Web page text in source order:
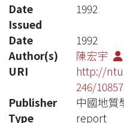
Date
Issued
1992
Date
1992
Author(s)
陳宏宇
URI
http://
246/
Publisher
中國地質
Type
report